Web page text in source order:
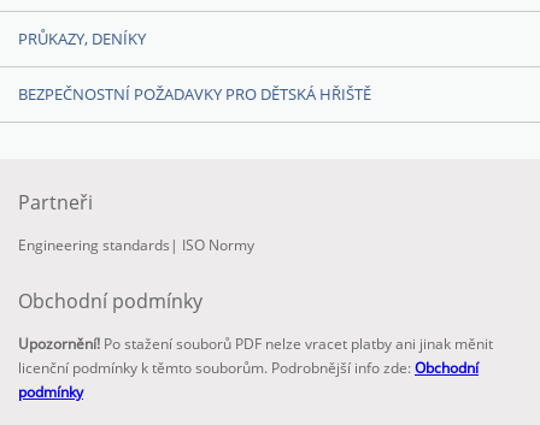
PRŮKAZY, DENÍKY
BEZPEČNOSTNÍ POŽADAVKY PRO DĚTSKÁ HŘIŠTĚ
Partneři
Engineering standards | ISO Normy
Obchodní podmínky
Upozornění! Po stažení souborů PDF nelze vracet platby ani jinak měnit
licenční podmínky k těmto souborům. Podrobnější info zde:Obchodní
podmínky